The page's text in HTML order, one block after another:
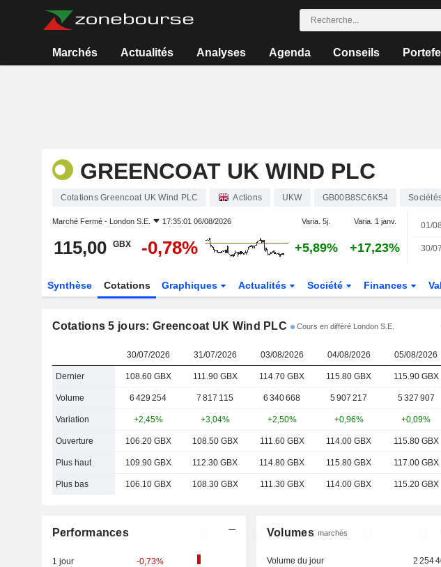
Marchés Actualités Analyses Agenda Conseils
GREENCOAT UK WIND PLC
Cotations Greencoat UK Wind PLC Actions UKW GB00B8SC6K54
Marché Fermé - London S.E. 17:35:01 06/08/2026 Varia. 5j. Varia. 1 janv.
115,00 GBX -0,78% +5,89% +17,23%
01/08
30/07
Synthèse Cotations Graphiques Actualités Société Finances
Cotations 5 jours: Greencoat UK Wind PLC Cours en différé London S.E.
30/07/2026 31/07/2026 03/08/2026 04/08/2026 05/08/2026
Dernier 108.60 GBX 111.90 GBX 114.70 GBX 115.80 GBX 115.90 GBX
Volume 6 429 254 7 817 115 6 340 668 5 907 217 5 327 907
Variation +2,45% +3,04% +2,50% +0,96% +0,09%
Ouverture 106.20 GBX 108.50 GBX 111.60 GBX 114.00 GBX 115.80 GBX
Plus haut 109.90 GBX 112.30 GBX 114.80 GBX 115.80 GBX 117.00 GBX
Plus bas 106.10 GBX 108.30 GBX 111.30 GBX 114.00 GBX 115.20 GBX
Performances
1 jour -0,73%
Volumes marchés
Volume du jour 2 254